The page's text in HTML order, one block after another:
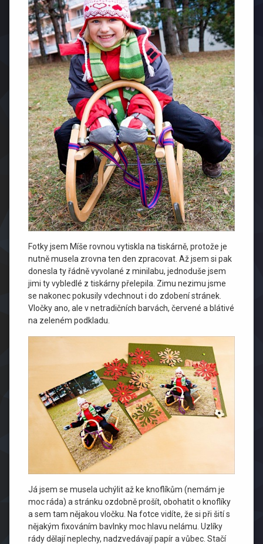
Fotky jsem Míše rovnou vytiskla na tiskárně, protože je
nutně musela zrovna ten den zpracovat. Až jsem si pak
donesla ty řádně vyvolané z minilabu, jednoduše jsem
jimi ty vybledlé z tiskárny přelepila. Zimu nezimu jsme
se nakonec pokusily vdechnout i do zdobení stránek.
Vločky ano, ale v netradičních barvách, červené a blátivé
na zeleném podkladu.
Já jsem se musela uchýlit až ke knoflíkům (nemám je
moc ráda) a stránku ozdobně prošít, obohatit o knoflíky
a sem tam nějakou vločku. Na fotce vidíte, že si při šití s
nějakým fixováním bavlnky moc hlavu nelámu. Uzlíky
rády dělají neplechy, nadzvedávají papír a vůbec. Stačí